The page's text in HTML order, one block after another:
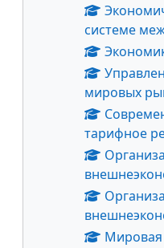
системе
мировых
тарифное
Мировая